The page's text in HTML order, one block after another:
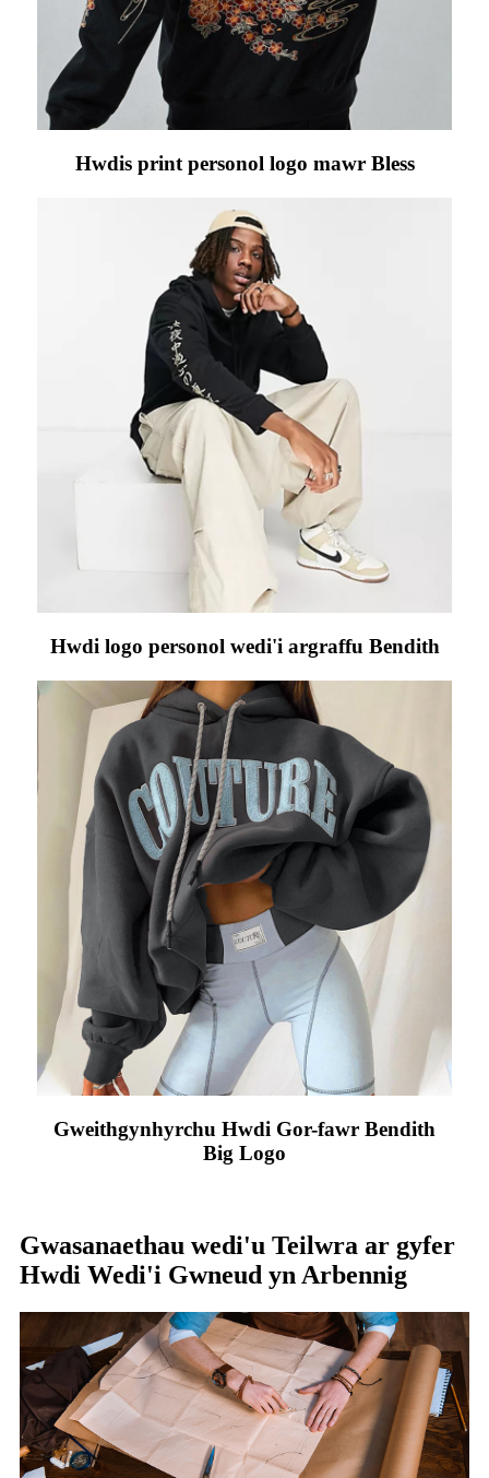
Hwdis print personol logo mawr Bless
Hwdi logo personol wedi'i argraffu Bendith
Gweithgynhyrchu Hwdi Gor-fawr Bendith
Big Logo
Gwasanaethau wedi'u Teilwra ar gyfer
Hwdi Wedi'i Gwneud yn Arbennig